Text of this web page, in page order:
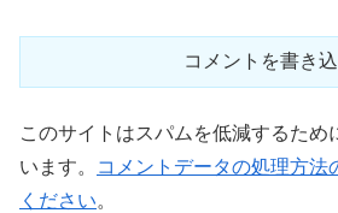
コメントを書き
このサイトはスパムを低減するため
います。
コメントデータの処理方法
ください。